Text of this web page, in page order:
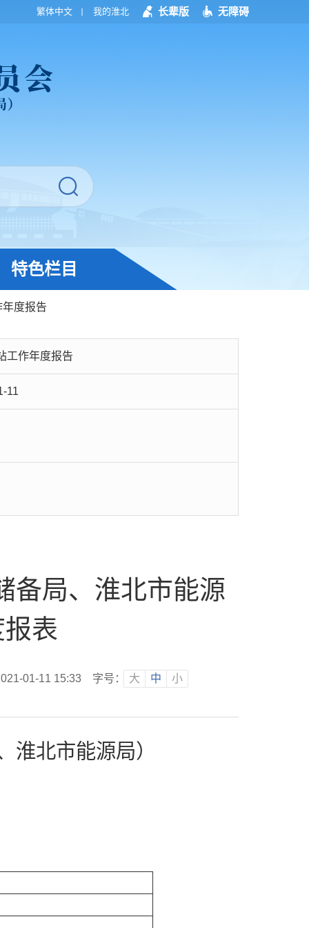
繁体中文 我的淮北 长辈版 无障碍
特色栏目
度报告
工作年度报告
11
备局、淮北市能源
表
01-11 15:33 字号： 大 中
小
淮北市能源局）